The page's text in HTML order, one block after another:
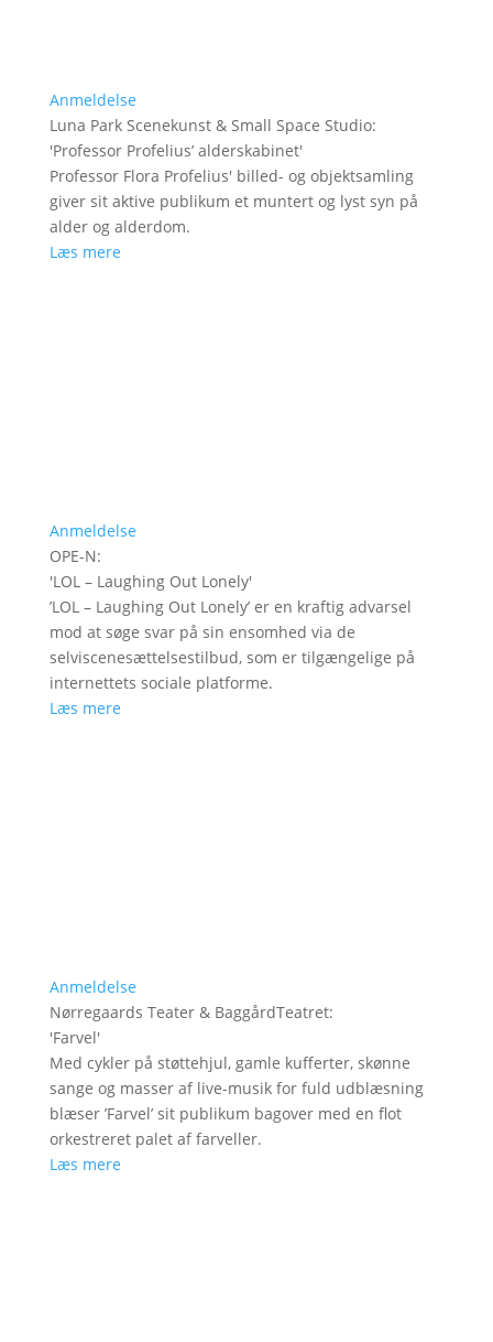
Anmeldelse
Luna Park Scenekunst & Small Space Studio:
'Professor Profelius’ alderskabinet'
Professor Flora Profelius' billed- og objektsamling
giver sit aktive publikum et muntert og lyst syn på
alder og alderdom.
Læs mere
Anmeldelse
OPE-N:
'LOL – Laughing Out Lonely'
’LOL – Laughing Out Lonely’ er en kraftig advarsel
mod at søge svar på sin ensomhed via de
selviscenesættelsestilbud, som er tilgængelige på
internettets sociale platforme.
Læs mere
Anmeldelse
Nørregaards Teater & BaggårdTeatret:
'Farvel'
Med cykler på støttehjul, gamle kufferter, skønne
sange og masser af live-musik for fuld udblæsning
blæser ’Farvel’ sit publikum bagover med en flot
orkestreret palet af farveller.
Læs mere